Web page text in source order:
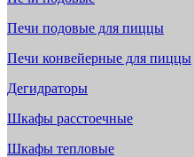
Печи подовые для пиццы
Печи конвейерные для пиццы
Дегидраторы
Шкафы расстоечные
Шкафы тепловые